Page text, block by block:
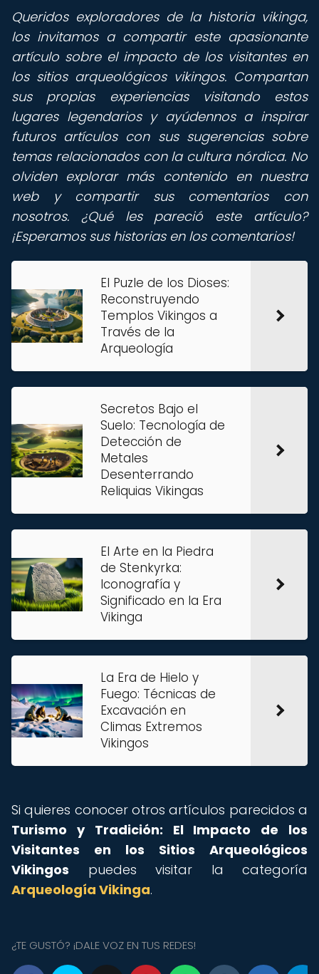
Queridos exploradores de la historia vikinga,
los invitamos a compartir este apasionante
artículo sobre el impacto de los visitantes en
los sitios arqueológicos vikingos. Compartan
sus propias experiencias visitando estos
lugares legendarios y ayúdennos a inspirar
futuros artículos con sus sugerencias sobre
temas relacionados con la cultura nórdica. No
olviden explorar más contenido en nuestra
web y compartir sus comentarios con
nosotros. ¿Qué les pareció este artículo?
¡Esperamos sus historias en los comentarios!
El Puzle de los Dioses:
Reconstruyendo
Templos Vikingos a
Través de la
Arqueología
Secretos Bajo el
Suelo: Tecnología de
Detección de
Metales
Desenterrando
Reliquias Vikingas
El Arte en la Piedra
de Stenkyrka:
Iconografía y
Significado en la Era
Vikinga
La Era de Hielo y
Fuego: Técnicas de
Excavación en
Climas Extremos
Vikingos
Si quieres conocer otros artículos parecidos a
Turismo y Tradición: El Impacto de los
Visitantes en los Sitios Arqueológicos
Vikingos puedes visitar la categoría
Arqueología Vikinga.
¿TE GUSTÓ? ¡DALE VOZ EN TUS REDES!